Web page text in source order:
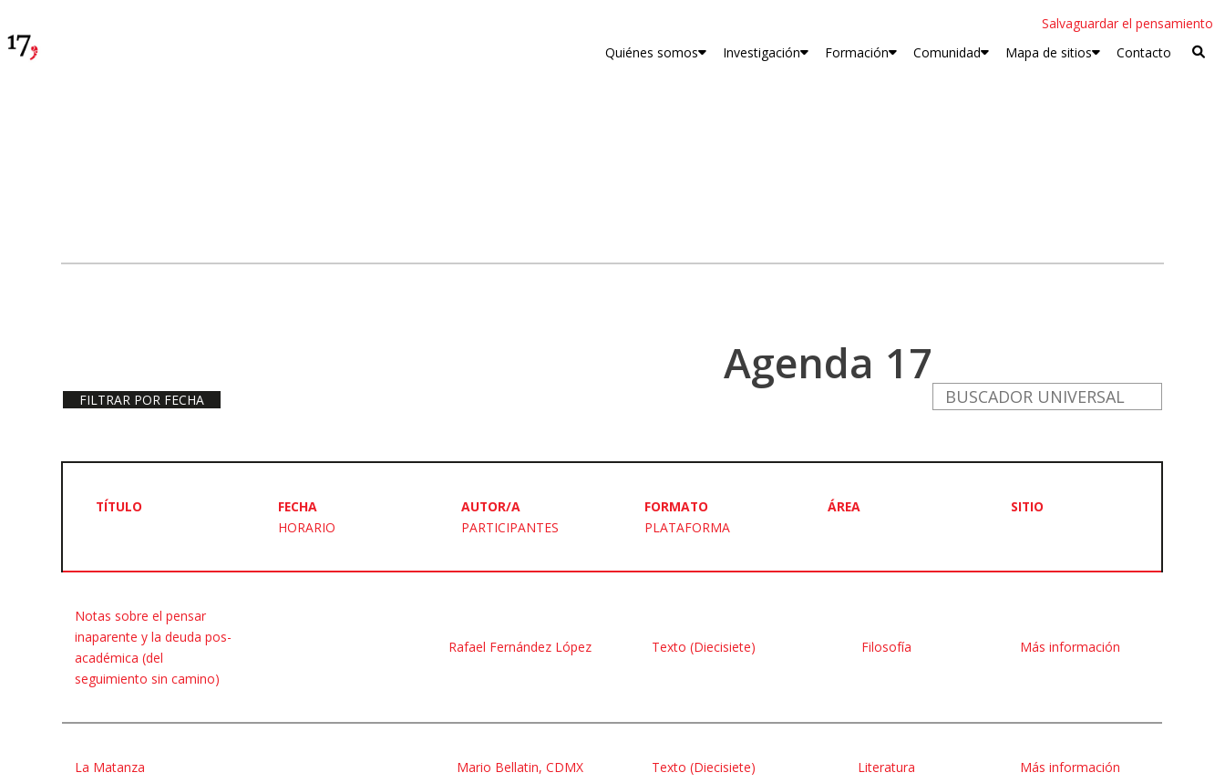
Salvaguardar el pensamiento
Quiénes somos
Investigación Formación Comunidad Mapa de sitios Contacto
FILTRAR POR FECHA
Agenda 17
TÍTULO
FECHA
HORARIO
AUTOR/A
PARTICIPANTES
FORMATO
PLATAFORMA
ÁREA SITIO
Notas sobre el pensar
inaparente y la deuda pos-
académica (del
seguimiento sin camino)
Rafael Fernández López Texto (Diecisiete) Filosofía Más información
La Matanza Mario Bellatin, CDMX Texto (Diecisiete) Literatura Más información